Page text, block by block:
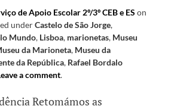
de Apoio Escolar 2º/3º CEB e ES on
underCastelo de São Jorge,
Mundo, Lisboa, marionetas, Museu
da Marioneta, Museu da
da República, Rafael Bordalo
a comment.
Retomámos as